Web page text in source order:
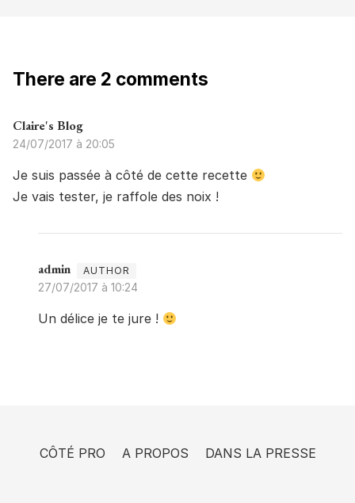
There are 2 comments
Claire's Blog
24/07/2017 à 20:05
Je suis passée à côté de cette recette
Je vais tester, je raffole des noix !
admin
27/07/2017 à 10:24
Un délice je te jure !
CÔTÉ PRO A PROPOS DANS LA PRESSE